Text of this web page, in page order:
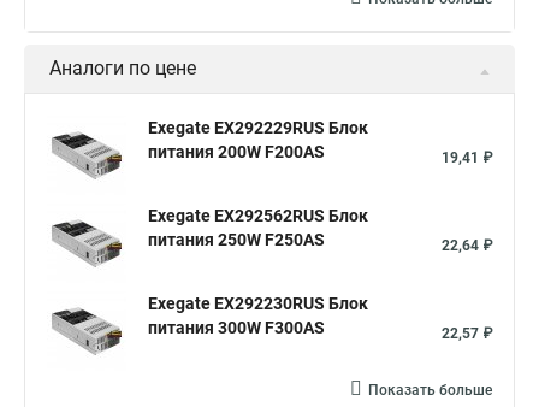
Аналоги по цене
Exegate EX292229RUS Блок
питания 200W F200AS
19,41 ₽
Exegate EX292562RUS Блок
питания 250W F250AS
22,64 ₽
Exegate EX292230RUS Блок
питания 300W F300AS
22,57 ₽
Показать больше